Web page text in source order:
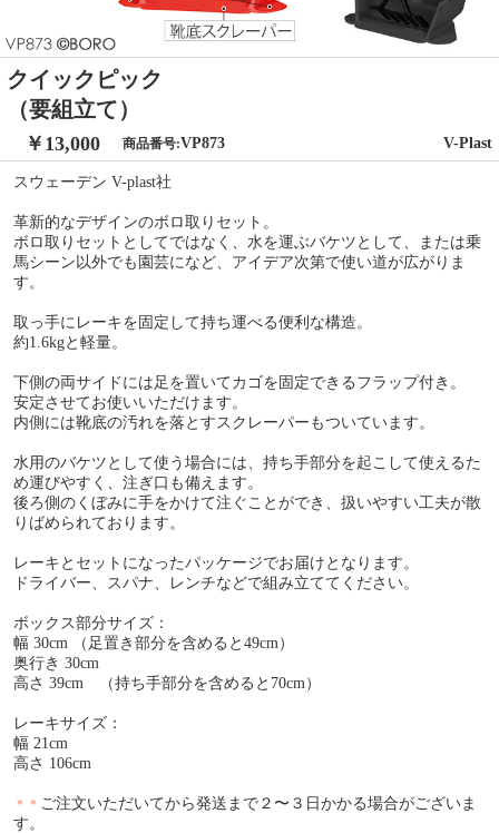
クイックピック
（要組立て）
￥13,000 商品番号:VP873 V-Plast
スウェーデン V-plast社
革新的なデザインのボロ取りセット。
ボロ取りセットとしてではなく、水を運ぶバケツとして、または乗
馬シーン以外でも園芸になど、アイデア次第で使い道が広がりま
す。
取っ手にレーキを固定して持ち運べる便利な構造。
約1.6kgと軽量。
下側の両サイドには足を置いてカゴを固定できるフラップ付き。
安定させてお使いいただけます。
内側には靴底の汚れを落とすスクレーパーもついています。
水用のバケツとして使う場合には、持ち手部分を起こして使えるた
め運びやすく、注ぎ口も備えます。
後ろ側のくぼみに手をかけて注ぐことができ、扱いやすい工夫が散
りばめられております。
レーキとセットになったパッケージでお届けとなります。
ドライバー、スパナ、レンチなどで組み立ててください。
ボックス部分サイズ：
幅 30cm （足置き部分を含めると49cm）
奥行き 30cm
高さ 39cm （持ち手部分を含めると70cm）
レーキサイズ：
幅 21cm
高さ 106cm
＊＊ ご注文いただいてから発送まで２〜３日かかる場合がございま
す。